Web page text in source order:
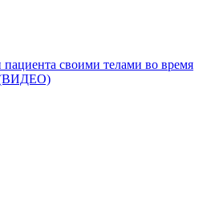
своими телами во время
(ВИДЕО)